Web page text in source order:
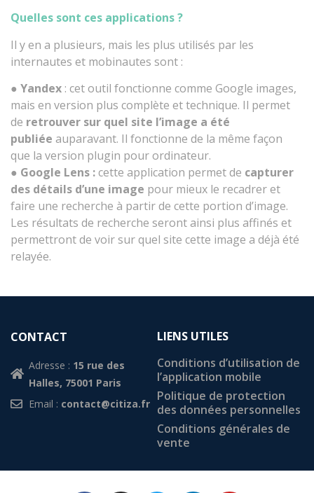
Quelles sont ces applications ?
Il y en a plusieurs, mais les plus utilisés par les
internautes et mobinautes sont :
● Yandex : cet outil fonctionne comme Google images,
mais en version plus complète et technique. Il permet
de retrouver sur quel site l’image a été
publiée auparavant. Il fonctionne de la même façon
que la version plugin pour ordinateur.
● Google Lens :cette application permet de capturer
des détails d’une image pour mieux le recadrer et
faire une recherche à partir de cette portion d’image.
Les résultats de recherche seront ainsi plus affinés et
permettront de voir sur quel site cette image a déjà été
relayée.
CONTACT
Adresse : 15 rue des
Halles, 75001 Paris
Email : contact@citiza.fr
LIENS UTILES
Conditions d’utilisation de
l’application mobile
Politique de protection
des données personnelles
Conditions générales de
vente